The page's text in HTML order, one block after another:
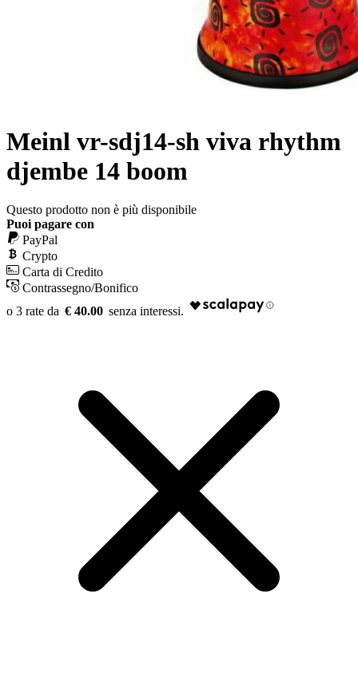
Meinl vr-sdj14-sh viva rhythm
djembe 14 boom
Questo prodotto non è più disponibile
Puoi pagare con
PayPal
Crypto
Carta di Credito
Contrassegno/Bonifico
€ 40.00